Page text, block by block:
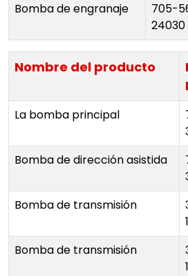
Bomba de engranaje
705-
24030
Nombre del producto
La bomba principal
Bomba de dirección asistida
Bomba de transmisión
Bomba de transmisión